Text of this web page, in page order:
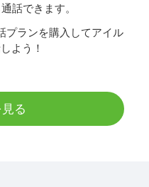
話できます。
プランを購入してアイル
よう！
る